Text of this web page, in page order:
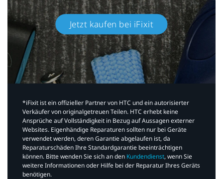
Jetzt kaufen bei iFixit​
*iFixit ist ein offizieller Partner von HTC und ein autorisierter
Verkäufer von originalgetreuen Teilen. HTC erhebt keine
Ansprüche auf Vollständigkeit in Bezug auf Aussagen externer
Websites. Eigenhändige Reparaturen sollten nur bei Geräte
verwendet werden, deren Garantie abgelaufen ist, da
Reparaturschäden Ihre Standardgarantie beeinträchtigen
können. Bitte wenden Sie sich an den Kundendienst, wenn Sie
weitere Informationen oder Hilfe bei der Reparatur Ihres Geräts
benötigen.​